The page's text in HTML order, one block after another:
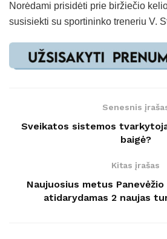
Norėdami prisidėti prie biržiečio
susisiekti su sportininko treneriu V.
Senesnis
Sveikatos sistemos
baigė?
Kitas įrašas
Naujuosius metus
atidarydamas 2 naujas